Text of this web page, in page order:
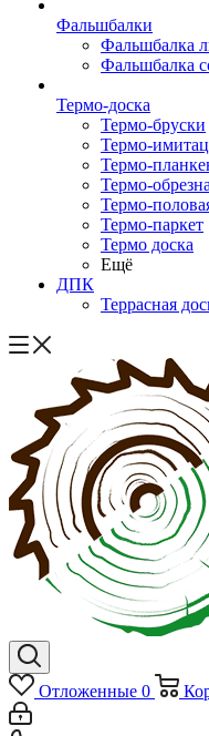
Фальшбалки
Фальшбалка
Фальшбалка
Термо-доска
Термо-бруски
Термо-
Термо-
Термо-
Термо-
Термо-паркет
Термо доска
Ещё
ДПК
Террасная
Отложенные 0